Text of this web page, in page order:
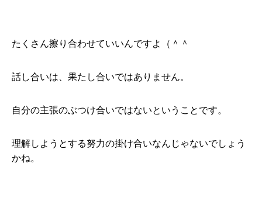
たくさん擦り合わせていいんですよ（＾＾
話し合いは、果たし合いではありません。
自分の主張のぶつけ合いではないということです。
理解しようとする努力の掛け合いなんじゃないでしょう
かね。